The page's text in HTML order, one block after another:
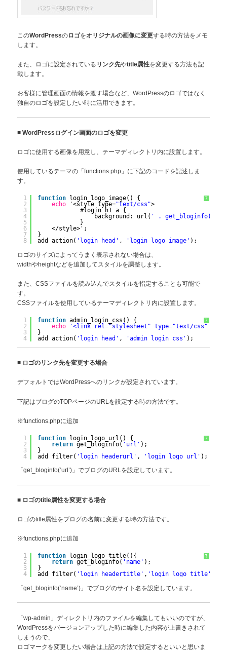
このWordPressのロゴをオリジナルの画像に変更する時の方法をメモ
します。
また、ロゴに設定されている リンク先やtitle属性を変更する方法も記
載します。
お客様に管理画面の情報を渡す場合など、WordPressのロゴではなく
独自のロゴを設定したい時に活用できます。
■WordPressログイン画面のロゴを変更
ロゴに使用する画像を用意し、テーマディレクトリ内に設置します。
使用しているテーマの「functions.php」に下記のコードを記述しま
す。
?
1
2
3
4
5
6
7
8
function
login_logo_image() {
echo
'<style type="text/css">
#login h1 a {
background: url( ' . get_bloginfo('
}
</style>';
}
add_action( 'login_head' , 'login_logo_image' );
ロゴのサイズによってうまく表示されない場合は、
widthやheightなどを追加してスタイルを調整します。
また、CSSファイルを読み込んでスタイルを指定することも可能で
す。
CSSファイルを使用しているテーマディレクトリ内に設置します。
?
1
2
3
4
function admin_login_css() {
echo
'<link rel="stylesheet" type="text/css"
}
add_action( 'login_head' , 'admin_login_css' );
■ ロゴのリンク先を変更する場合
デフォルトではWordPressへのリンクが設定されています。
下記はブログのTOPページのURLを設定する時の方法です。
※functions.phpに追加
?
1
2
3
4
function login_logo_url() {
return get_bloginfo( 'url' );
}
add_filter( 'login_headerurl' , 'login_logo_url' );
「get_bloginfo(‘url’)」でブログのURLを設定しています。
■ ロゴのtitle属性を変更する場合
ロゴのtitle属性をブログの名前に変更する時の方法です。
※functions.phpに追加
?
1
2
3
4
function
login_logo_title(){
return get_bloginfo( 'name' );
}
add_filter( 'login_headertitle' , 'login_logo_title'
「get_bloginfo(‘name’)」でブログのサイト名を設定しています。
「wp-admin」ディレクトリ内のファイルを編集してもいいのですが、
WordPressをバージョンアップした時に編集した内容が上書きされて
しまうので、
ロゴマークを変更したい場合は上記の方法で設定するといいと思いま